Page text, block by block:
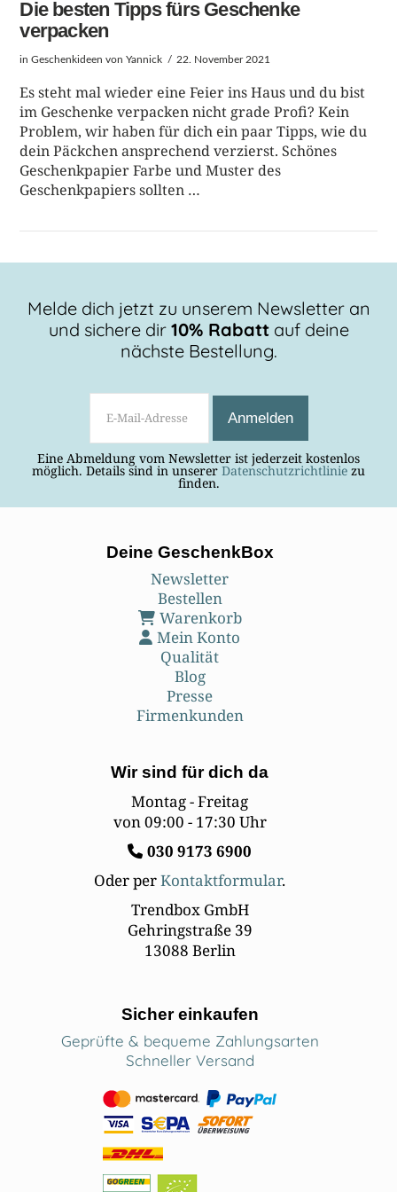
BEITRAG LESEN
Die besten Tipps fürs Geschenke
verpacken
inGeschenkideen von Yannick 22. November 2021
Es steht mal wieder eine Feier ins Haus und du bist
im Geschenke verpacken nicht grade Profi? Kein
Problem, wir haben für dich ein paar Tipps, wie du
dein Päckchen ansprechend verzierst. Schönes
Geschenkpapier Farbe und Muster des
Geschenkpapiers sollten …
Melde dich jetzt zu unserem Newsletter an
und sichere dir 10% Rabattauf deine
nächste Bestellung.
Eine Abmeldung vom Newsletter ist jederzeit kostenlos
möglich. Details sind in unserer Datenschutzrichtlinie zu
finden.
Deine GeschenkBox
Newsletter
Bestellen
Warenkorb
Mein Konto
Qualität
Blog
Presse
Firmenkunden
Wir sind für dich da
Montag - Freitag
von 09:00 - 17:30 Uhr
030 9173 6900
Oder perKontaktformular.
Trendbox GmbH
Gehringstraße 39
13088 Berlin
Sicher einkaufen
Geprüfte & bequeme Zahlungsarten
Schneller Versand